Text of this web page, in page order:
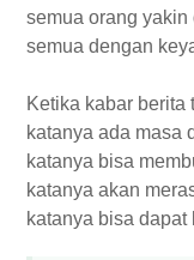
semua orang
semua dengan
Ketika kabar berita
katanya ada masa
katanya bisa
katanya akan
katanya bisa dapat